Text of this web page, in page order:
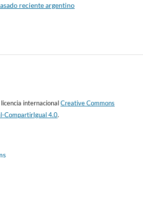
reciente argentino
internacionalCreative Commons
CompartirIgual 4.0.